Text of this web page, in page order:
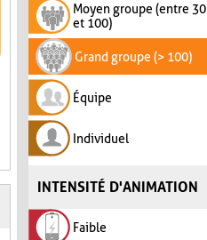
Moyen groupe (entre 30
et 100)
Grand groupe (> 100)
Équipe
Individuel
INTENSITÉ D'ANIMATION
Faible